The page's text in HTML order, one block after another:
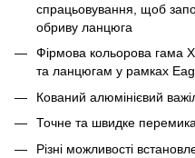
спрацьовування, щоб
обриву ланцюга
Фірмова кольорова гама
та ланцюгам у рамках
Кований алюмінієвий
Точне та швидке
Різні можливості